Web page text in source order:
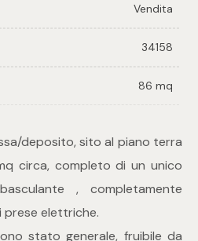
Vendita
34158
86 mq
deposito, sito al piano terra
circa, completo di un unico
, completamente
elettriche.
stato generale, fruibile da